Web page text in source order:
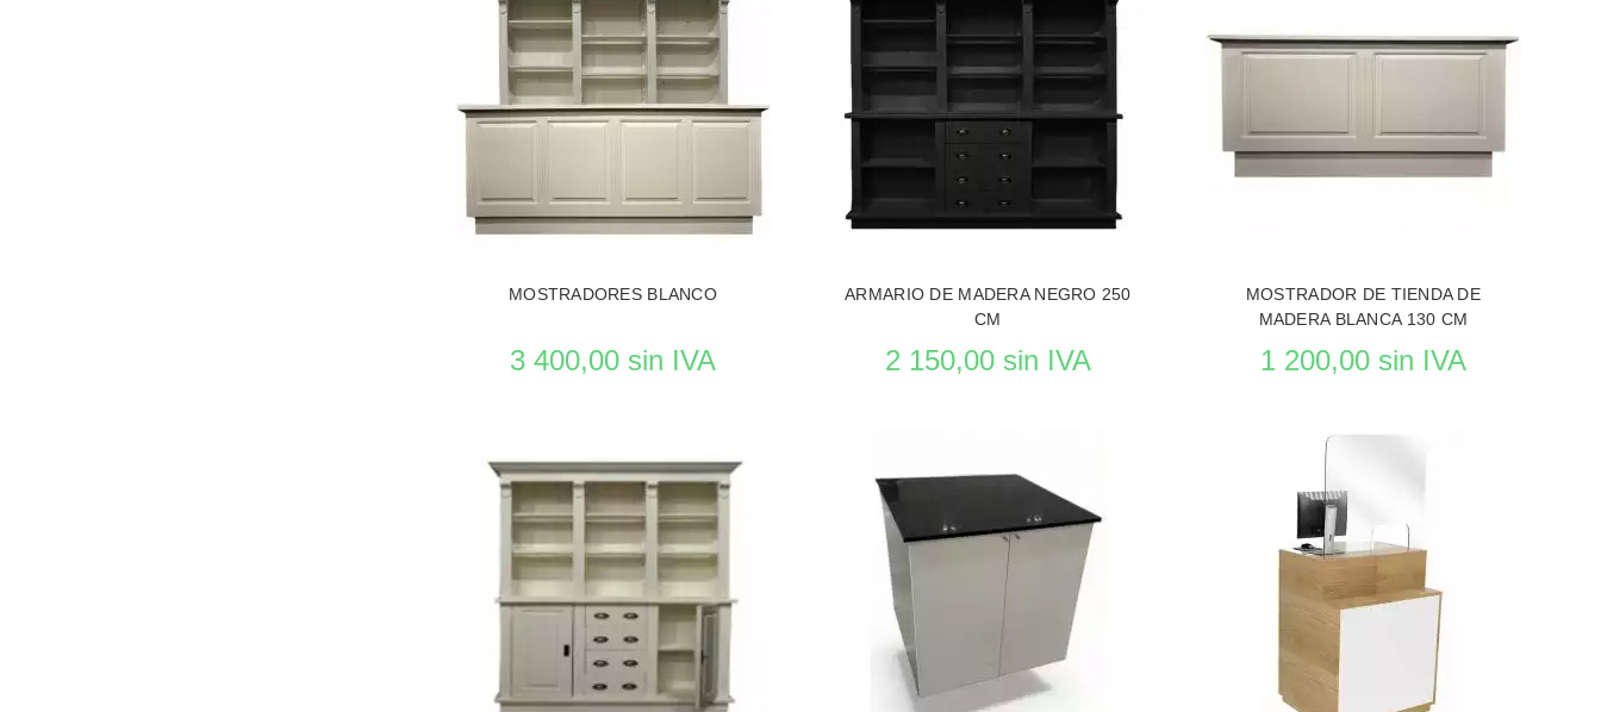
VER EL PRODUCTO MOBILIAROS DE TIENDAS VER EL PRODUCTO MOBILIAROS DE TIENDAS
VER EL PRODUCTO MOBILIAROS DE TIENDAS
MOSTRADORES BLANCO
3 400,00 sin IVA
VER EL PRODUCTO MOBILIAROS DE TIENDAS
ARMARIO DE MADERA NEGRO 250
CM
2 150,00 sin IVA
VER EL PRODUCTO MOBILIAROS DE TIENDAS
MOSTRADOR DE TIENDA DE
MADERA BLANCA 130 CM
1 200,00 sin IVA
Reposición en curso
VER EL PRODUCTO MOBILIAROS DE TIENDAS